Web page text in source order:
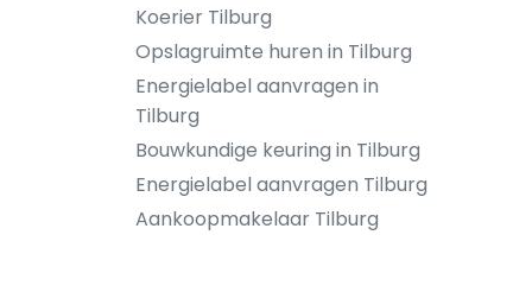
Koerier Tilburg
Opslagruimte huren in Tilburg
Energielabel aanvragen in
Tilburg
Bouwkundige keuring in Tilburg
Energielabel aanvragen Tilburg
Aankoopmakelaar Tilburg